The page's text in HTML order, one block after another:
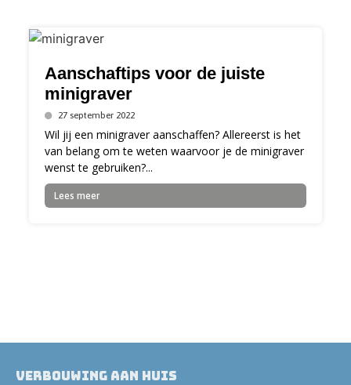
Aanschaftips voor de juiste
minigraver
27 september 2022
Wil jij een minigraver aanschaffen? Allereerst is het
van belang om te weten waarvoor je de minigraver
wenst te gebruiken?...
Lees meer
Verbouwing aan huis